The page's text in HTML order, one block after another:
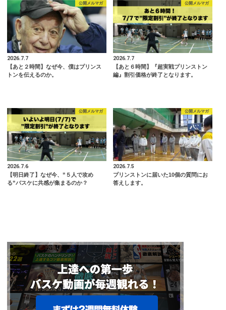
公開メルマガ
2026.7.7
【あと２時間】なぜ今、僕はプリンス
トンを伝えるのか。
公開メルマガ
2026.7.7
【あと６時間】『超実戦プリンストン
編』割引価格が終了となります。
公開メルマガ
2026.7.6
【明日終了】なぜ今、”５人で攻め
る”バスケに共感が集まるのか？
公開メルマガ
2026.7.5
プリンストンに届いた10個の質問にお
答えします。